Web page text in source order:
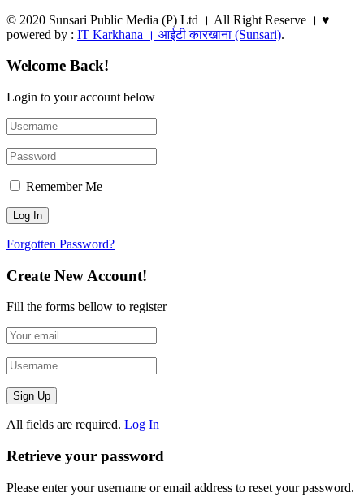
© 2020 Sunsari Public Media (P) Ltd । All Right Reserve । ♥
powered by : IT Karkhana । आईटी कारखाना (Sunsari).
Welcome Back!
Login to your account below
Remember Me
Forgotten Password?
Create New Account!
Fill the forms bellow to register
All fields are required. Log In
Retrieve your password
Please enter your username or email address to reset your password.